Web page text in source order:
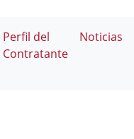
Perfil del
Contratante
Noticias